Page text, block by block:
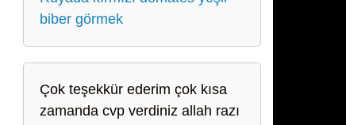
biber görmek
Çok teşekkür ederim çok kısa
zamanda cvp verdiniz allah razı